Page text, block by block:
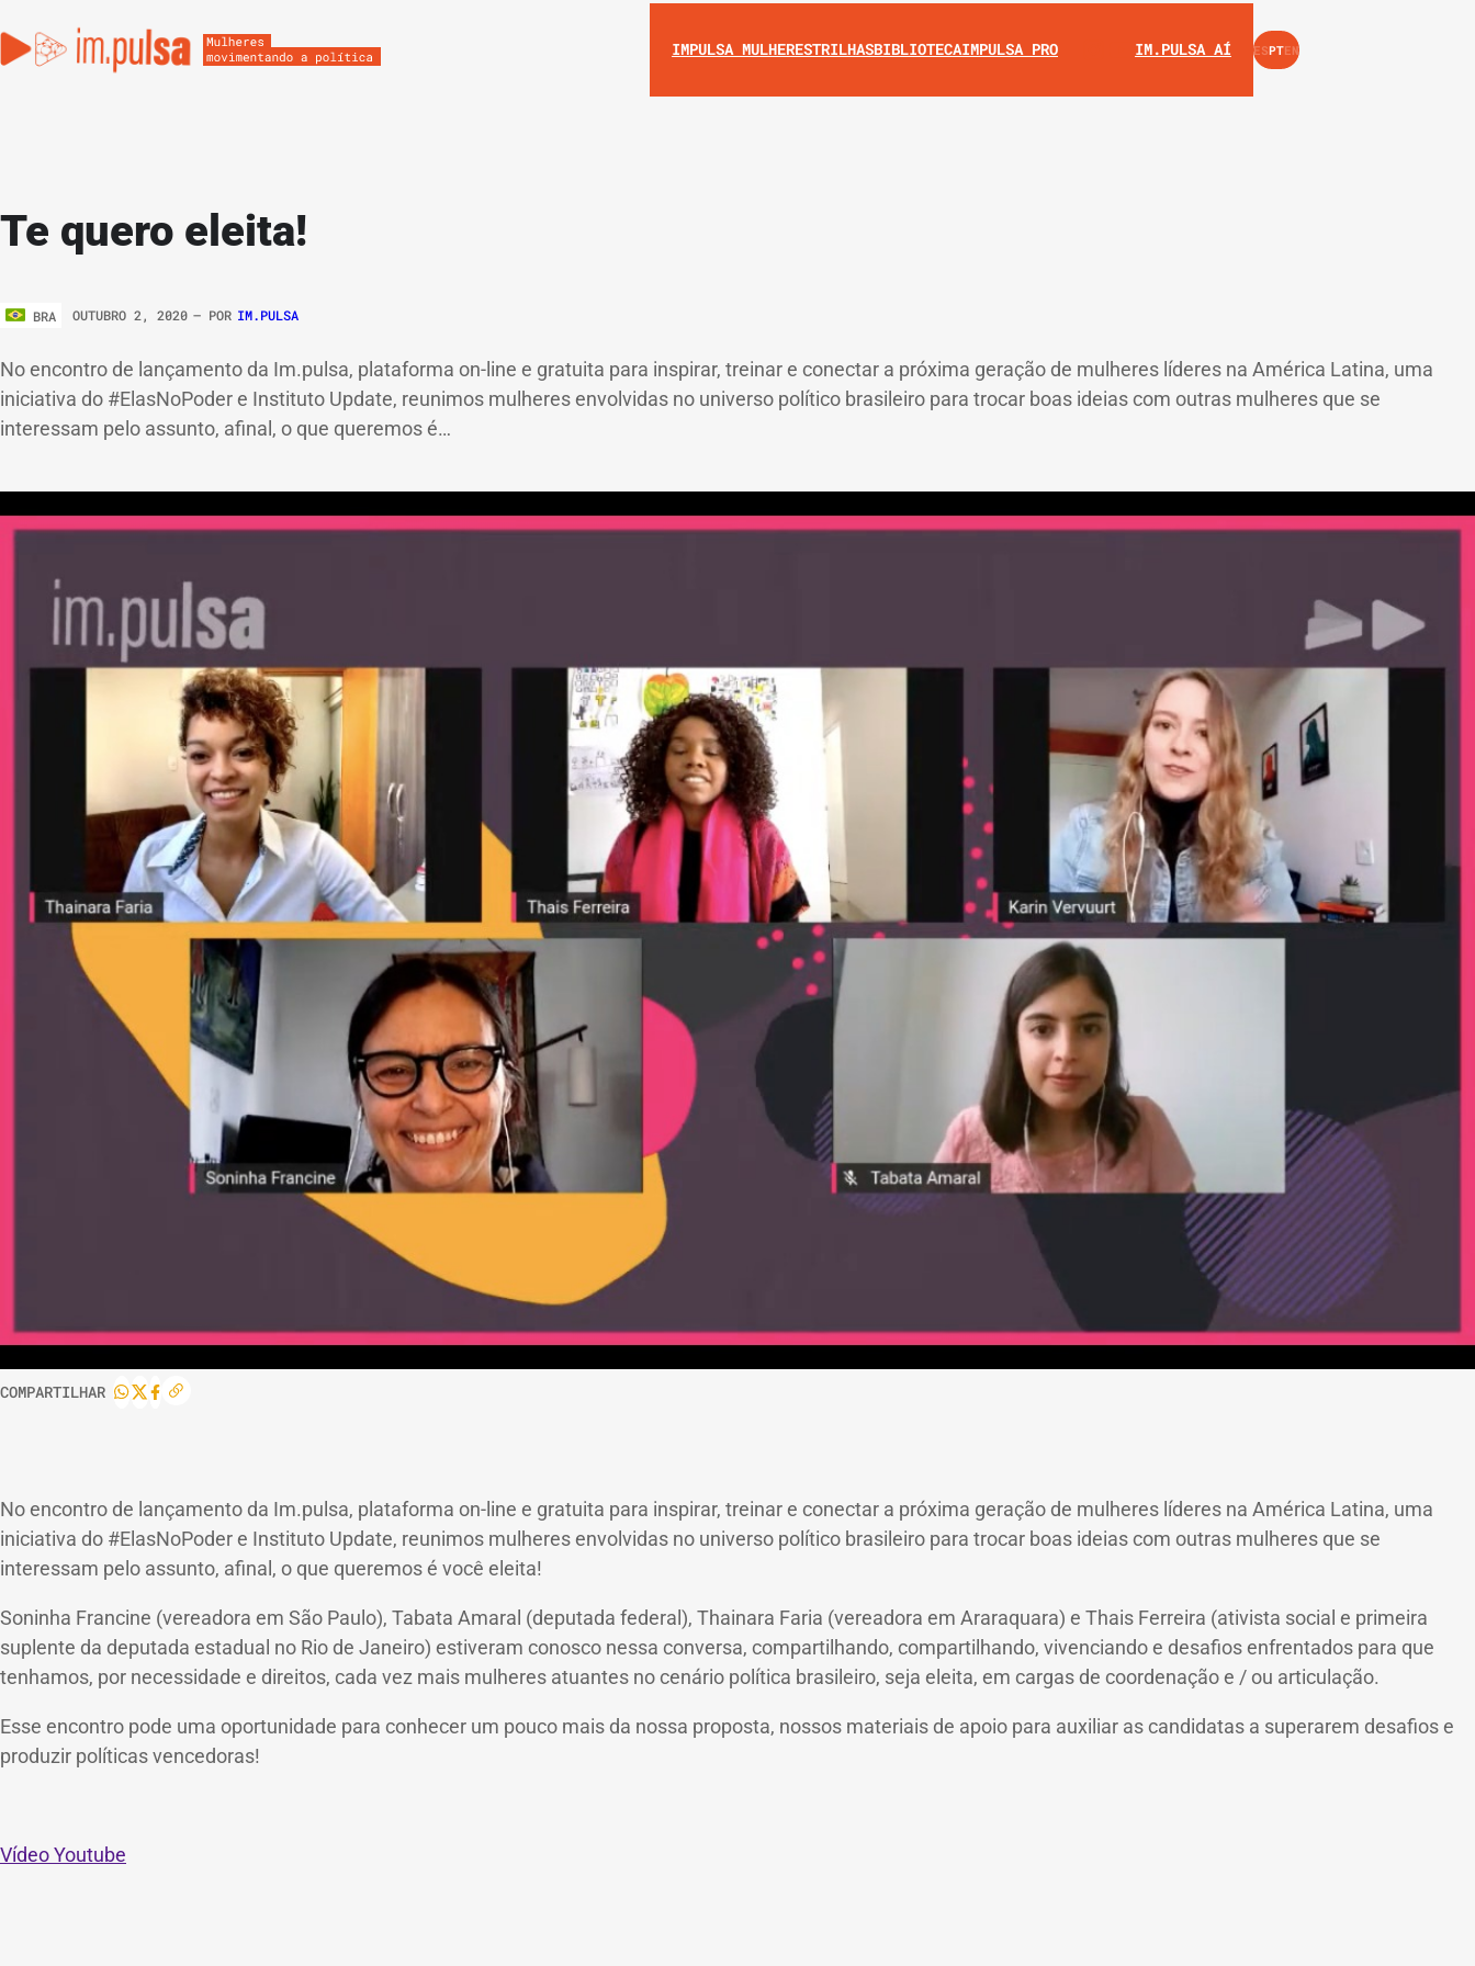
IMPULSA MULHERESTRILHASBIBLIOTECAIMPULSA PRO INSTAGRAM
YOUTUBE
IM.PULSA AÍ ESPTEN
Te quero eleita!
BRA OUTUBRO 2, 2020 – POR IM.PULSA
No encontro de lançamento da Im.pulsa, plataforma on-line e gratuita para inspirar, treinar e conectar a próxima geração de mulheres líderes na América Latina, uma
iniciativa do #ElasNoPoder e Instituto Update, reunimos mulheres envolvidas no universo político brasileiro para trocar boas ideias com outras mulheres que se
interessam pelo assunto, afinal, o que queremos é…
COMPARTILHAR
No encontro de lançamento da Im.pulsa, plataforma on-line e gratuita para inspirar, treinar e conectar a próxima geração de mulheres líderes na América Latina, uma
iniciativa do #ElasNoPoder e Instituto Update, reunimos mulheres envolvidas no universo político brasileiro para trocar boas ideias com outras mulheres que se
interessam pelo assunto, afinal, o que queremos é você eleita!
Soninha Francine (vereadora em São Paulo), Tabata Amaral (deputada federal), Thainara Faria (vereadora em Araraquara) e Thais Ferreira (ativista social e primeira
suplente da deputada estadual no Rio de Janeiro) estiveram conosco nessa conversa, compartilhando, compartilhando, vivenciando e desafios enfrentados para que
tenhamos, por necessidade e direitos, cada vez mais mulheres atuantes no cenário política brasileiro, seja eleita, em cargas de coordenação e / ou articulação.
Esse encontro pode uma oportunidade para conhecer um pouco mais da nossa proposta, nossos materiais de apoio para auxiliar as candidatas a superarem desafios e
produzir políticas vencedoras!
Vídeo Youtube